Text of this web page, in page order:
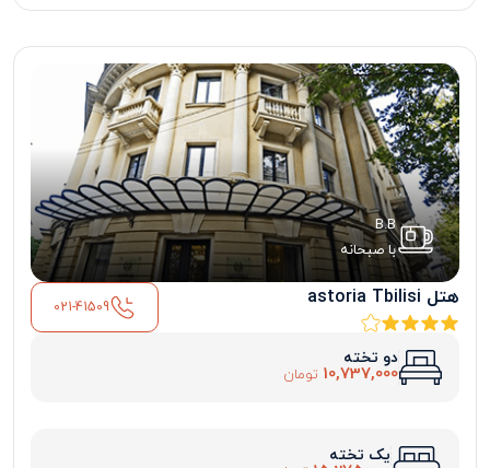
B.B
با صبحانه
هتل astoria Tbilisi 021-41509
دو تخته
10,737,000 تومان
یک تخته